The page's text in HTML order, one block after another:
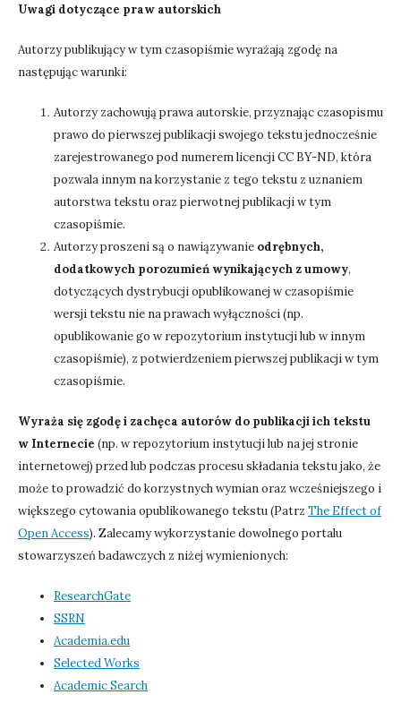
Uwagi dotyczące praw autorskich
Autorzy publikujący w tym czasopiśmie wyrażają zgodę na
następując warunki:
Autorzy zachowują prawa autorskie, przyznając czasopismu
prawo do pierwszej publikacji swojego tekstu jednocześnie
zarejestrowanego pod numerem licencji CC BY-ND, która
pozwala innym na korzystanie z tego tekstu z uznaniem
autorstwa tekstu oraz pierwotnej publikacji w tym
czasopiśmie.
Autorzy proszeni są o nawiązywanie odrębnych,
dodatkowych porozumień wynikających z umowy,
dotyczących dystrybucji opublikowanej w czasopiśmie
wersji tekstu nie na prawach wyłączności (np.
opublikowanie go w repozytorium instytucji lub w innym
czasopiśmie), z potwierdzeniem pierwszej publikacji w tym
czasopiśmie.
Wyraża się zgodę i zachęca autorów do publikacji ich tekstu
w Internecie (np. w repozytorium instytucji lub na jej stronie
internetowej) przed lub podczas procesu składania tekstu jako, że
może to prowadzić do korzystnych wymian oraz wcześniejszego i
większego cytowania opublikowanego tekstu (Patrz The Effect of
Open Access). Zalecamy wykorzystanie dowolnego portalu
stowarzyszeń badawczych z niżej wymienionych:
ResearchGate
SSRN
Academia.edu
Selected Works
Academic Search